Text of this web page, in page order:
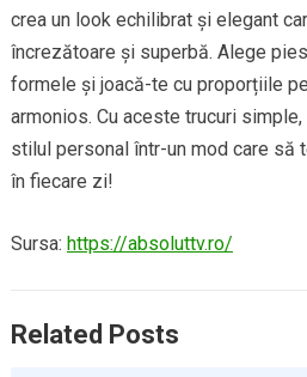
crea un look echilibrat și elegant
încrezătoare și superbă. Alege
formele și joacă-te cu proporțiile
armonios. Cu aceste trucuri
stilul personal într-un mod care
în fiecare zi!
Sursa: https://absoluttv.ro/
Related Posts